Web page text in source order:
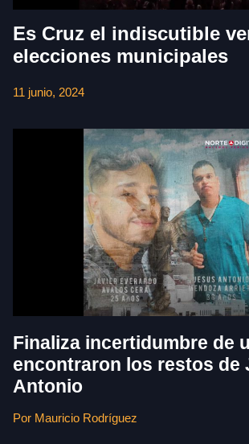
Es Cruz el indiscutible
elecciones municipales
11 junio, 2024
Finaliza incertidumbre de
encontraron los restos de
Antonio
Por Mauricio Rodríguez